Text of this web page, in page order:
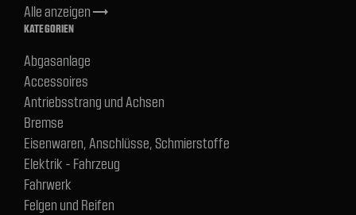
Alle anzeigentrending_flat
KATEGORIEN
Abgasanlage
Accessoires
Antriebsstrang und Achsen
Bremse
Eisenwaren, Anschlüsse, Schmierstoffe
Elektrik - Fahrzeug
Fahrwerk
Felgen und Reifen